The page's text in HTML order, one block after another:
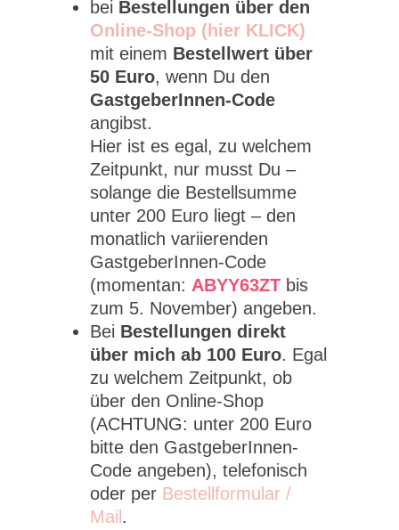
bei Bestellungen über den
Online-Shop (hier KLICK)
mit einem Bestellwert über
50 Euro, wenn Du den
GastgeberInnen-Code
angibst.
Hier ist es egal, zu welchem
Zeitpunkt, nur musst Du –
solange die Bestellsumme
unter 200 Euro liegt – den
monatlich variierenden
GastgeberInnen-Code
(momentan: ABYY63ZTbis
zum 5. November) angeben.
Bei Bestellungen direkt
über mich ab 100 Euro. Egal
zu welchem Zeitpunkt, ob
über den Online-Shop
(ACHTUNG: unter 200 Euro
bitte den GastgeberInnen-
Code angeben), telefonisch
oder per Bestellformular /
Mail .